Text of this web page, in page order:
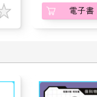
電子書